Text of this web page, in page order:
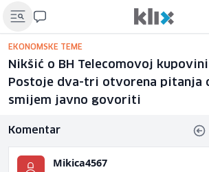
EKONOMSKE TEME
Nikšić o BH Telecomovoj kupovini
Postoje dva-tri otvorena pitanja
smijem javno govoriti
Komentar
Mikica4567